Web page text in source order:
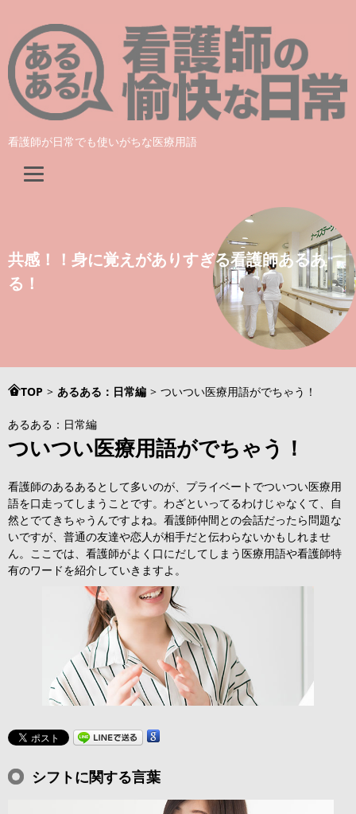
看護師が日常でも使いがちな医療用語
共感！！身に覚えがありすぎる看護師あるあ
る！
TOP > あるある：日常編 > ついつい医療用語がでちゃう！
あるある：日常編
ついつい医療用語がでちゃう！
看護師のあるあるとして多いのが、プライベートでついつい医療用
語を口走ってしまうことです。わざといってるわけじゃなくて、自
然とでてきちゃうんですよね。看護師仲間との会話だったら問題な
いですが、普通の友達や恋人が相手だと伝わらないかもしれませ
ん。ここでは、看護師がよく口にだしてしまう医療用語や看護師特
有のワードを紹介していきますよ。
シフトに関する言葉